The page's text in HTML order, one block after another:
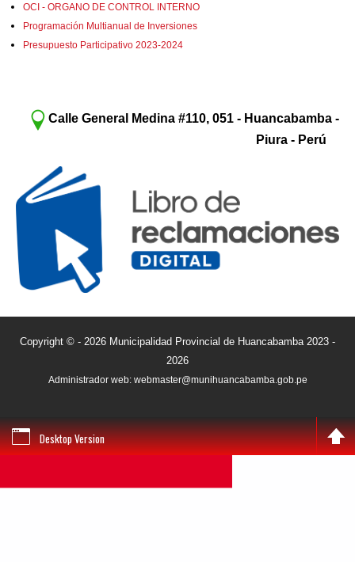
OCI - ORGANO DE CONTROL INTERNO
Programación Multianual de Inversiones
Presupuesto Participativo 2023-2024
Calle General Medina #110, 051 - Huancabamba -
Piura - Perú
Copyright © - 2026 Municipalidad Provincial de Huancabamba 2023 -
2026
Administrador web: webmaster@munihuancabamba.gob.pe
Desktop Version